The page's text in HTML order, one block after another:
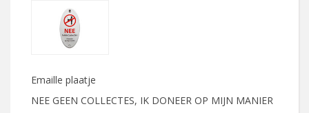
Emaille plaatje
NEE GEEN COLLECTES, IK DONEER OP MIJN MANIER